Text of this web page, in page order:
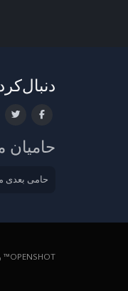
حامیان
حامی بعدی
OPENSHOT™ ویرایشگر ویدیو. حق رونوشت © 2008-2026